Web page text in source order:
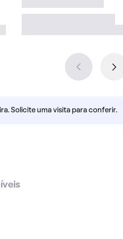
Solicite uma visita para conferir.